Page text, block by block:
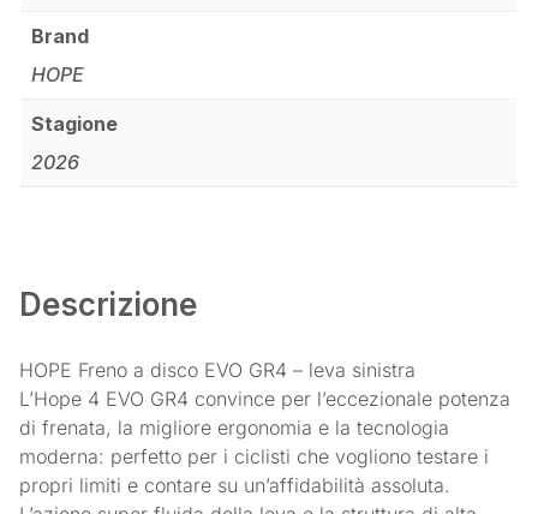
Brand
HOPE
Stagione
2026
Descrizione
HOPE Freno a disco EVO GR4 – leva sinistra
L’Hope 4 EVO GR4 convince per l’eccezionale potenza
di frenata, la migliore ergonomia e la tecnologia
moderna: perfetto per i ciclisti che vogliono testare i
propri limiti e contare su un’affidabilità assoluta.